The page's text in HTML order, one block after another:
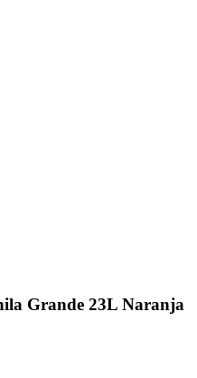
Grande 23L Naranja